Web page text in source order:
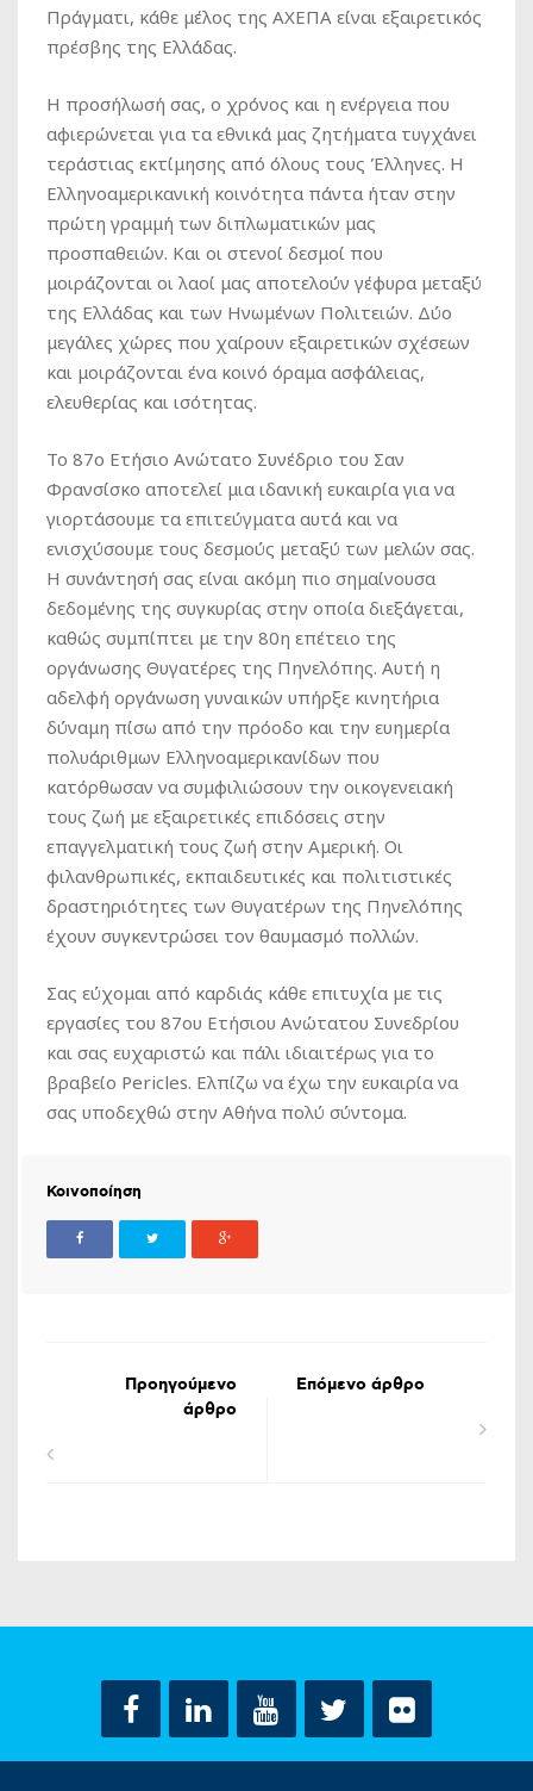
Πράγματι, κάθε μέλος της ΑΧΕΠΑ είναι εξαιρετικός
πρέσβης της Ελλάδας.
Η προσήλωσή σας, ο χρόνος και η ενέργεια που
αφιερώνεται για τα εθνικά μας ζητήματα τυγχάνει
τεράστιας εκτίμησης από όλους τους Έλληνες. Η
Eλληνοαμερικανική κοινότητα πάντα ήταν στην
πρώτη γραμμή των διπλωματικών μας
προσπαθειών. Και οι στενοί δεσμοί που
μοιράζονται οι λαοί μας αποτελούν γέφυρα μεταξύ
της Ελλάδας και των Ηνωμένων Πολιτειών. Δύο
μεγάλες χώρες που χαίρουν εξαιρετικών σχέσεων
και μοιράζονται ένα κοινό όραμα ασφάλειας,
ελευθερίας και ισότητας.
Το 87ο Ετήσιο Ανώτατο Συνέδριο του Σαν
Φρανσίσκο αποτελεί μια ιδανική ευκαιρία για να
γιορτάσουμε τα επιτεύγματα αυτά και να
ενισχύσουμε τους δεσμούς μεταξύ των μελών σας.
Η συνάντησή σας είναι ακόμη πιο σημαίνουσα
δεδομένης της συγκυρίας στην οποία διεξάγεται,
καθώς συμπίπτει με την 80η επέτειο της
οργάνωσης Θυγατέρες της Πηνελόπης. Αυτή η
αδελφή οργάνωση γυναικών υπήρξε κινητήρια
δύναμη πίσω από την πρόοδο και την ευημερία
πολυάριθμων Ελληνοαμερικανίδων που
κατόρθωσαν να συμφιλιώσουν την οικογενειακή
τους ζωή με εξαιρετικές επιδόσεις στην
επαγγελματική τους ζωή στην Αμερική. Οι
φιλανθρωπικές, εκπαιδευτικές και πολιτιστικές
δραστηριότητες των Θυγατέρων της Πηνελόπης
έχουν συγκεντρώσει τον θαυμασμό πολλών.
Σας εύχομαι από καρδιάς κάθε επιτυχία με τις
εργασίες του 87ου Ετήσιου Ανώτατου Συνεδρίου
και σας ευχαριστώ και πάλι ιδιαιτέρως για το
βραβείο Pericles. Ελπίζω να έχω την ευκαιρία να
σας υποδεχθώ στην Αθήνα πολύ σύντομα.
Κοινοποίηση
Προηγούμενο
άρθρο
Επόμενο άρθρο